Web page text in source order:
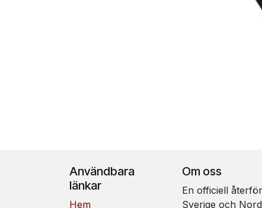
Användbara
länkar
Hem
Om oss
En officiell
Sverige och